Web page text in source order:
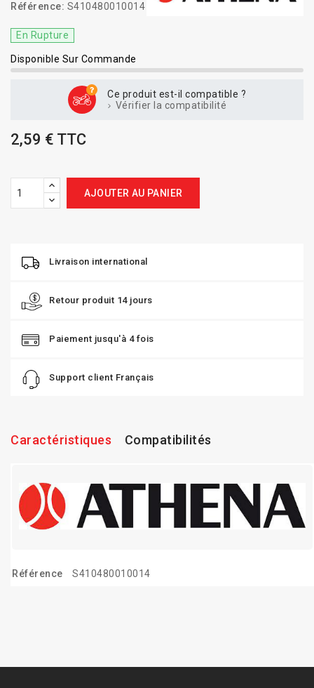
Référence: S410480010014
En Rupture
Disponible Sur Commande
Ce produit est-il compatible ?
Vérifier la compatibilité
2,59 € TTC
AJOUTER AU PANIER
Livraison international
Retour produit 14 jours
Paiement jusqu'à 4 fois
Support client Français
Caractéristiques Compatibilités
Référence S410480010014